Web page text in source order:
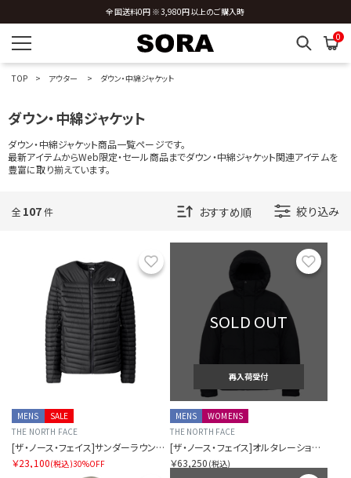
全国送料0円 ※3,980円以上のご購入時
0
TOP アウター ダウン・中綿ジャケット
ダウン・中綿ジャケット
ダウン・中綿ジャケット商品一覧ページです。
最新アイテムからWeb限定・セール商品までダウン・中綿ジャケット関連アイテムを
豊富に取り揃えています。
全 107件 絞り込み
お気に入り
SALE
MENS
THE NORTH FACE
[ザ・ノース・フェイス]サンダーラウンドネックジャケット（メンズ）
￥23,100(税込)30%OFF
SOLD OUT
再入荷受付
MENS
WOMENS
THE NORTH FACE
[ザ・ノース・フェイス]オルタレーションバフズジャケット
￥63,250 (税込)